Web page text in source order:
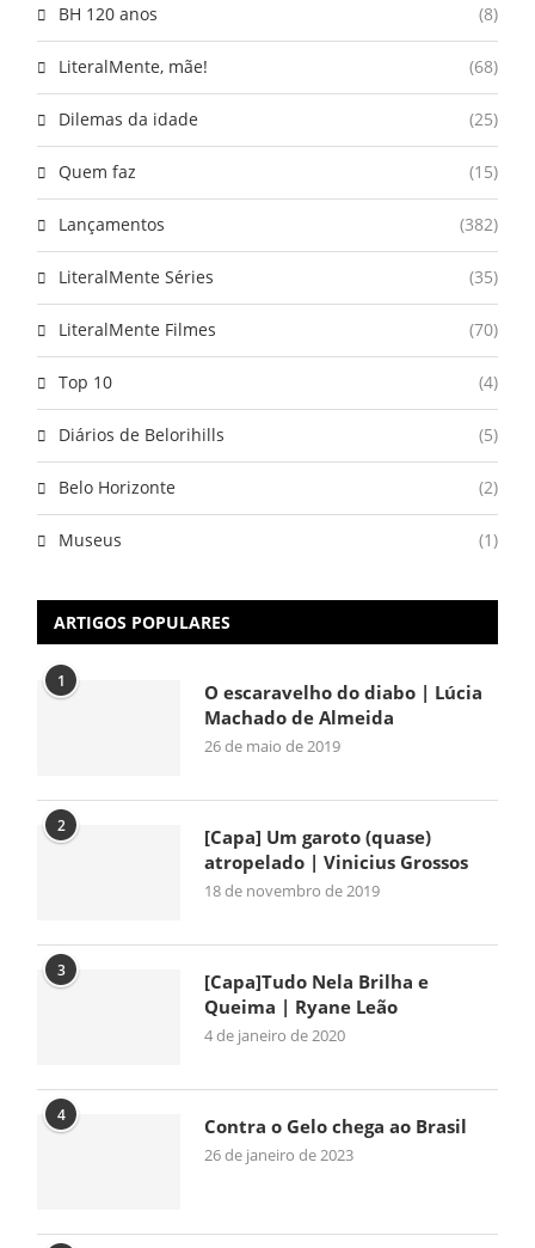
BH 120 anos (8)
LiteralMente, mãe! (68)
Dilemas da idade (25)
Quem faz (15)
Lançamentos (382)
LiteralMente Séries (35)
LiteralMente Filmes (70)
Top 10 (4)
Diários de Belorihills (5)
Belo Horizonte (2)
Museus (1)
ARTIGOS POPULARES
1
O escaravelho do diabo | Lúcia
Machado de Almeida
26 de maio de 2019
2
[Capa] Um garoto (quase)
atropelado | Vinicius Grossos
18 de novembro de 2019
3
[Capa]Tudo Nela Brilha e
Queima | Ryane Leão
4 de janeiro de 2020
4 Contra o Gelo chega ao Brasil
26 de janeiro de 2023